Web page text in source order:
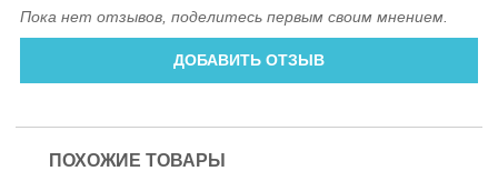
Пока нет отзывов, поделитесь первым своим мнением.
ДОБАВИТЬ ОТЗЫВ
ПОХОЖИЕ ТОВАРЫ